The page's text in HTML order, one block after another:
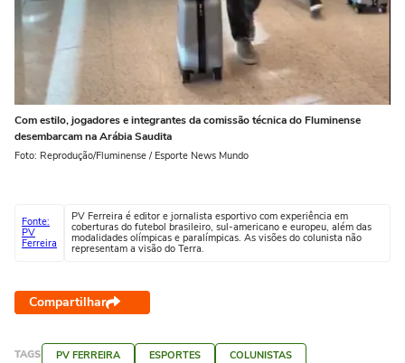
Com estilo, jogadores e integrantes da comissão técnica do Fluminense
desembarcam na Arábia Saudita
Foto: Reprodução/Fluminense / Esporte News Mundo
Fonte:
PV
Ferreira
PV Ferreira é editor e jornalista esportivo com experiência em
coberturas do futebol brasileiro, sul-americano e europeu, além das
modalidades olímpicas e paralímpicas. As visões do colunista não
representam a visão do Terra.
Compartilhar
TAGS PV FERREIRA ESPORTES COLUNISTAS